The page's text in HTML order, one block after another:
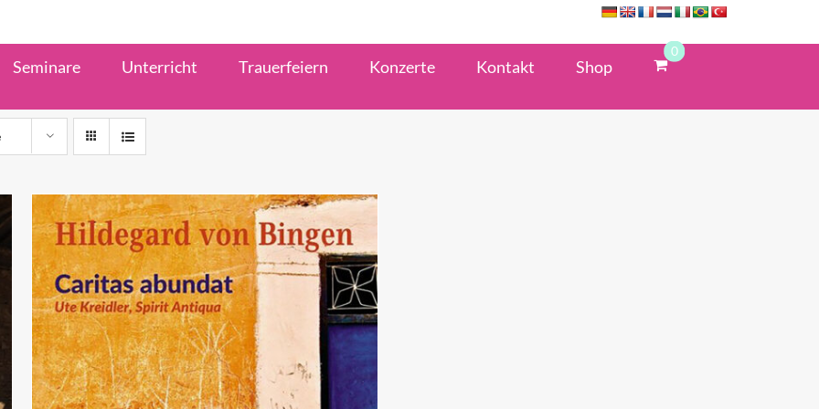
Seminare Unterricht Trauerfeiern Konzerte Kontakt Shop
0
IN DEN WARENKORB / QUICK VIEW